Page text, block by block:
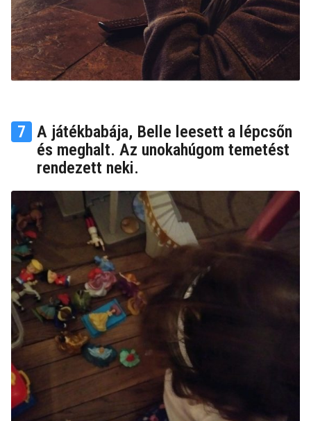
7 A játékbabája, Belle leesett a lépcsőn
és meghalt. Az unokahúgom temetést
rendezett neki.